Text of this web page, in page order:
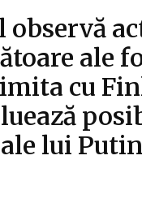
observă
ale
cu
lui